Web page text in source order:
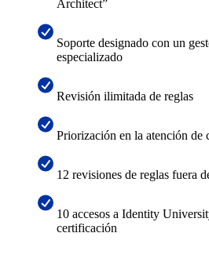
Architect”
Soporte designado con un
especializado
Revisión ilimitada de reglas
Priorización en la atención de
12 revisiones de reglas fuera
10 accesos a Identity
certificación